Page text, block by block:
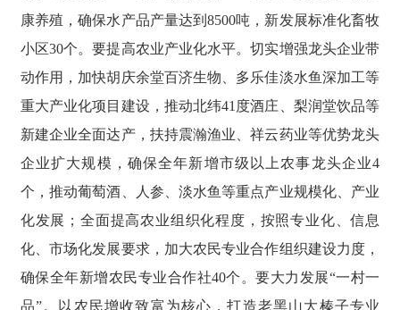
康养殖，确保水产品产量达到8500吨，新发展标准化畜牧
小区30个。要提高农业产业化水平。切实增强龙头企业带
动作用，加快胡庆余堂百济生物、多乐佳淡水鱼深加工等
重大产业化项目建设，推动北纬41度酒庄、梨润堂饮品等
新建企业全面达产，扶持震瀚渔业、祥云药业等优势龙头
企业扩大规模，确保全年新增市级以上农事龙头企业4
个，推动葡萄酒、人参、淡水鱼等重点产业规模化、产业
化发展；全面提高农业组织化程度，按照专业化、信息
化、市场化发展要求，加大农民专业合作组织建设力度，
确保全年新增农民专业合作社40个。要大力发展“一村一
品”。以农民增收致富为核心，打造老黑山大榛子专业